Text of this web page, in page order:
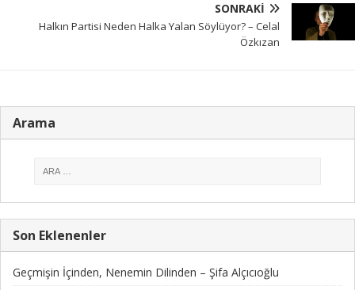
SONRAKI
Halkın Partisi Neden Halka Yalan Söylüyor? – Celal
Özkızan
Arama
Son Eklenenler
Geçmişin İçinden, Nenemin Dilinden – Şifa Alçıcıoğlu